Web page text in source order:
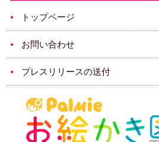
トップページ
お問い合わせ
プレスリリースの送付